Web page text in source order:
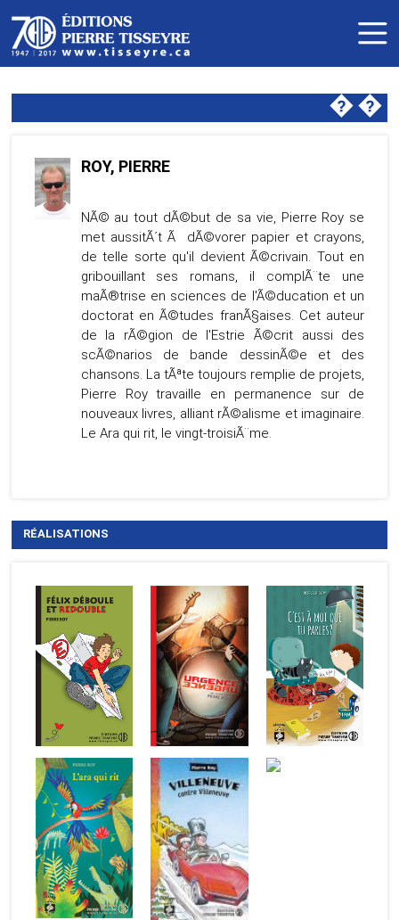
��
ROY, PIERRE
NÃ© au tout dÃ©but de sa vie, Pierre Roy se
met aussitÃ´t Ã dÃ©vorer papier et crayons,
de telle sorte qu'il devient Ã©crivain. Tout en
gribouillant ses romans, il complÃ¨te une
maÃ®trise en sciences de l'Ã©ducation et un
doctorat en Ã©tudes franÃ§aises. Cet auteur
de la rÃ©gion de l'Estrie Ã©crit aussi des
scÃ©narios de bande dessinÃ©e et des
chansons. La tÃªte toujours remplie de projets,
Pierre Roy travaille en permanence sur de
nouveaux livres, alliant rÃ©alisme et imaginaire.
Le Ara qui rit, le vingt-troisiÃ¨me.
RÉALISATIONS